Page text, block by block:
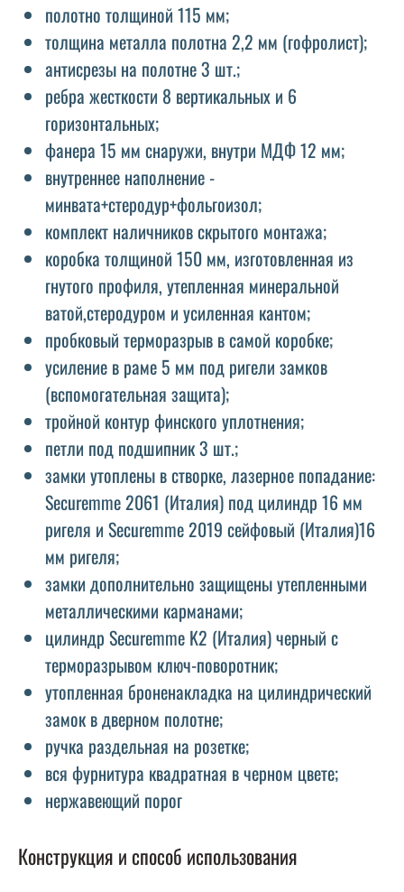
полотно толщиной 115 мм;
толщина металла полотна 2,2 мм (гофролист);
антисрезы на полотне 3 шт.;
ребра жесткости 8 вертикальных и 6
горизонтальных;
фанера 15 мм снаружи, внутри МДФ 12 мм;
внутреннее наполнение -
минвата+стеродур+фольгоизол;
комплект наличников скрытого монтажа;
коробка толщиной 150 мм, изготовленная из
гнутого профиля, утепленная минеральной
ватой,стеродуром и усиленная кантом;
пробковый терморазрыв в самой коробке;
усиление в раме 5 мм под ригели замков
(вспомогательная защита);
тройной контур финского уплотнения;
петли под подшипник 3 шт.;
замки утоплены в створке, лазерное попадание:
Securemme 2061 (Италия) под цилиндр 16 мм
ригеля и Securemme 2019 сейфовый (Италия)16
мм ригеля;
замки дополнительно защищены утепленными
металлическими карманами;
цилиндр Securemme K2 (Италия) черный с
терморазрывом ключ-поворотник;
утопленная броненакладка на цилиндрический
замок в дверном полотне;
ручка раздельная на розетке;
вся фурнитура квадратная в черном цвете;
нержавеющий порог
Конструкция и способ использования